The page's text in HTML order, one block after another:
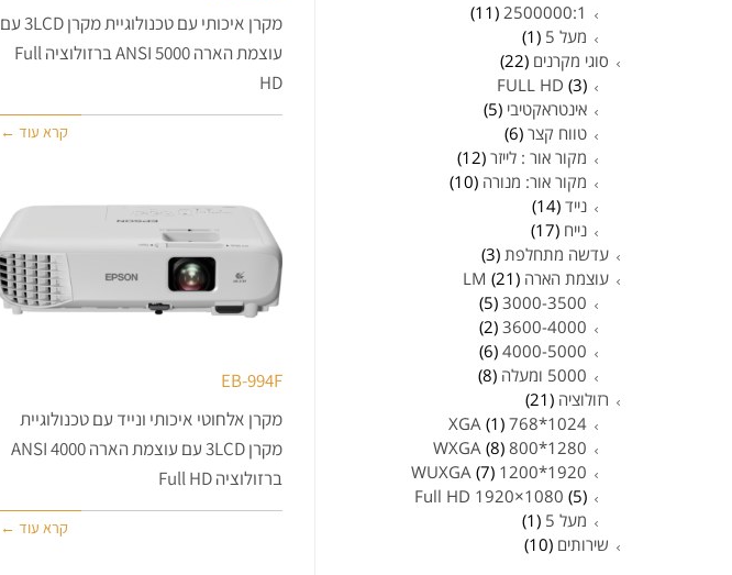
מקרן איכותי עם טכנולוגיית מקרן 3LCD עם
עוצמת הארה 5000 ANSI ברזולוציה Full
HD
קרא עוד ←
EB-994F
מקרן אלחוטי איכותי ונייד עם טכנולוגיית
מקרן 3LCD עם עוצמת הארה 4000 ANSI
ברזולוציה Full HD
קרא עוד ←
2500000:1
(11)
מעל 5
(1)
סוגי מקרנים (22)
FULL HD (3)
אינטראקטיבי (5)
טווח קצר (6)
מקור אור : לייזר (12)
מקור אור: מנורה (10)
נייד (14)
נייח (17)
עדשה מתחלפת (3)
עוצמת הארה LM (21)
3000-3500
(5)
3600-4000
(2)
4000-5000
(6)
5000 ומעלה
(8)
רזולוציה (21)
1024*768 XGA
(1)
1280*800 WXGA
(8)
1920*1200 WUXGA
(7)
Full HD 1920×1080 (5)
מעל 5
(1)
שירותים (10)